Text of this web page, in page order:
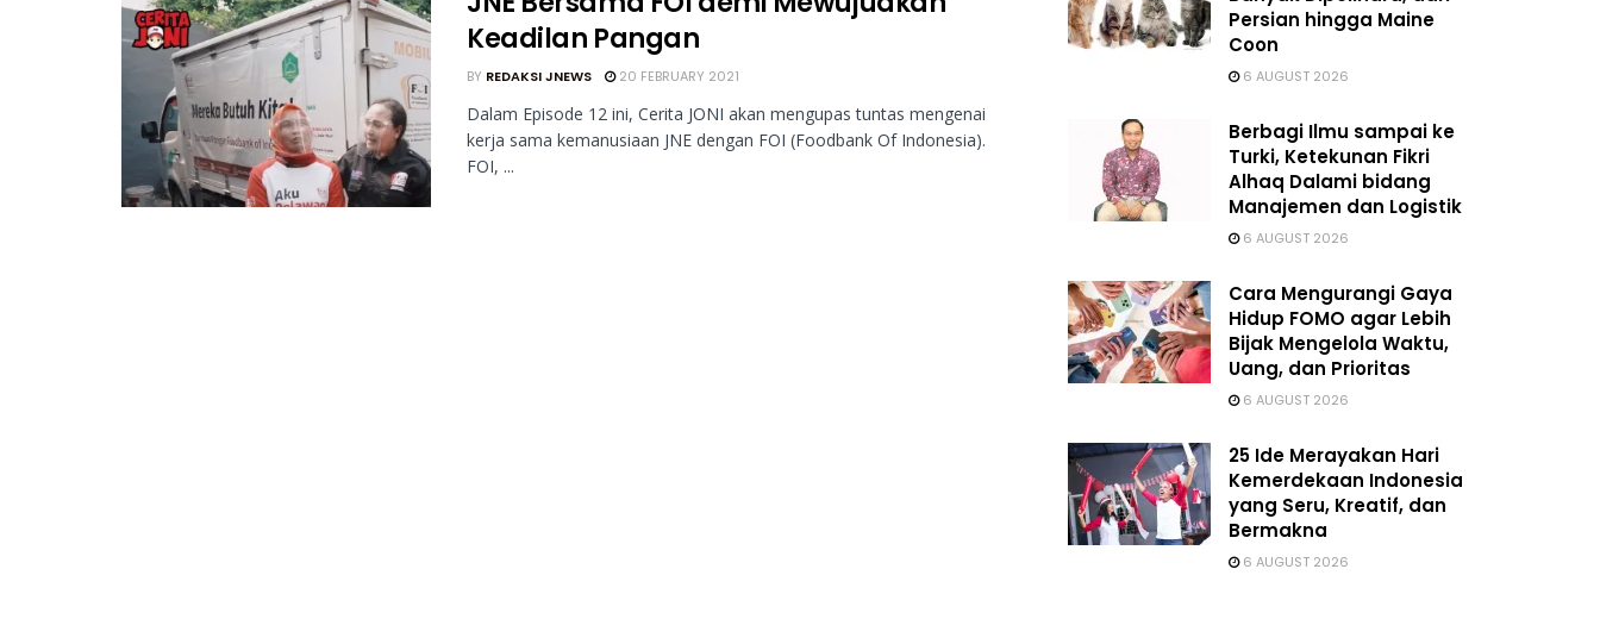
Keadilan Pangan
BY REDAKSI JNEWS 20 FEBRUARY 2021
Dalam Episode 12 ini, Cerita JONI akan mengupas tuntas mengenai
kerja sama kemanusiaan JNE dengan FOI (Foodbank Of Indonesia).
FOI, ...
Persian hingga Maine
Coon
6 AUGUST 2026
Berbagi Ilmu sampai ke
Turki, Ketekunan Fikri
Alhaq Dalami bidang
Manajemen dan Logistik
6 AUGUST 2026
Cara Mengurangi Gaya
Hidup FOMO agar Lebih
Bijak Mengelola Waktu,
Uang, dan Prioritas
6 AUGUST 2026
25 Ide Merayakan Hari
Kemerdekaan Indonesia
yang Seru, Kreatif, dan
Bermakna
6 AUGUST 2026